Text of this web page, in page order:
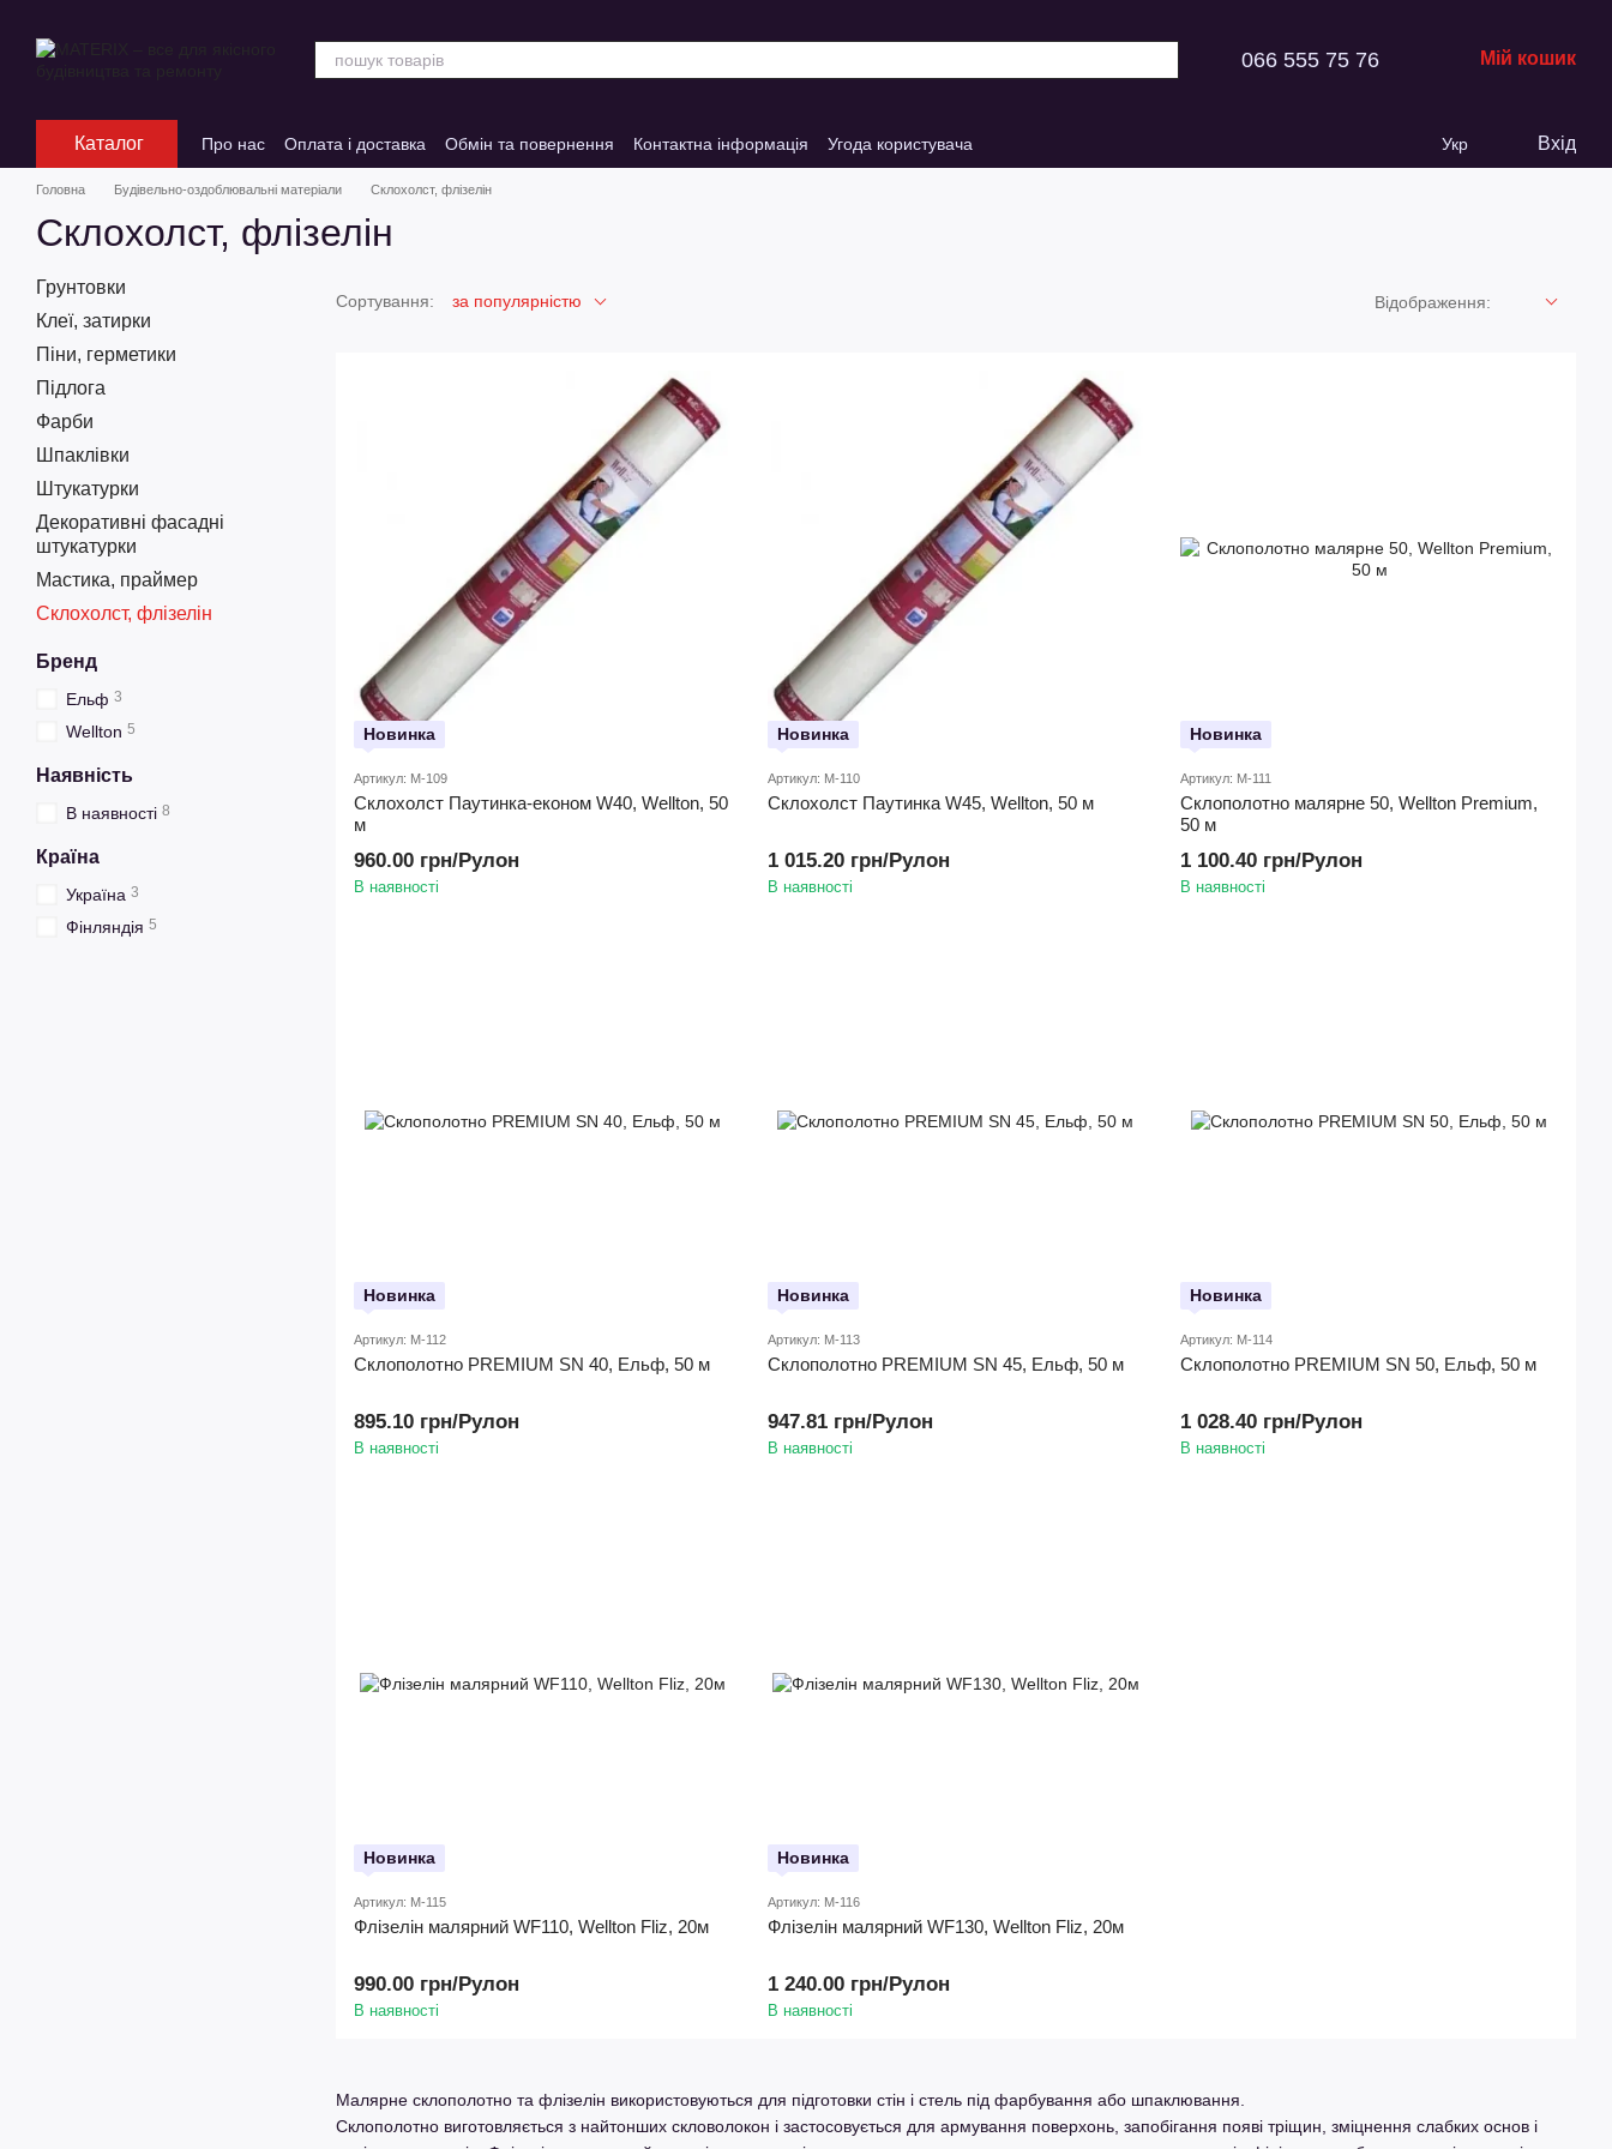
066 555 75 76 Мій кошик
Каталог Про нас Оплата і доставка Обмін та повернення Контактна інформація Угода користувача Укр Вхід
Головна Будівельно-оздоблювальні матеріали Склохолст, флізелін
Склохолст, флізелін
Сортування: за популярністю Відображення:
Малярне склополотно та флізелін використовуються для підготовки стін і стель під фарбування або шпаклювання.
Склополотно виготовляється з найтонших скловолокон і застосовується для армування поверхонь, запобігання появі тріщин, зміцнення слабких основ і
Новинка
Артикул: M-109
Склохолст Паутинка-економ W40, Wellton, 50
м
960.00 грн/Рулон
В наявності
Новинка
Артикул: M-110
Склохолст Паутинка W45, Wellton, 50 м
1 015.20 грн/Рулон
В наявності
Новинка
Артикул: M-111
Склополотно малярне 50, Wellton Premium,
50 м
1 100.40 грн/Рулон
В наявності
Новинка
Артикул: M-112
Склополотно PREMIUM SN 40, Ельф, 50 м
895.10 грн/Рулон
В наявності
Новинка
Артикул: M-113
Склополотно PREMIUM SN 45, Ельф, 50 м
947.81 грн/Рулон
В наявності
Новинка
Артикул: M-114
Склополотно PREMIUM SN 50, Ельф, 50 м
1 028.40 грн/Рулон
В наявності
Новинка
Артикул: M-115
Флізелін малярний WF110, Wellton Fliz, 20м
990.00 грн/Рулон
В наявності
Новинка
Артикул: M-116
Флізелін малярний WF130, Wellton Fliz, 20м
1 240.00 грн/Рулон
В наявності
Грунтовки
Клеї, затирки
Піни, герметики
Підлога
Фарби
Шпаклівки
Штукатурки
Декоративні фасадні
штукатурки
Мастика, праймер
Склохолст, флізелін
Бренд
Ельф 3
Wellton 5
Наявність
В наявності 8
Країна
Україна 3
Фінляндія 5